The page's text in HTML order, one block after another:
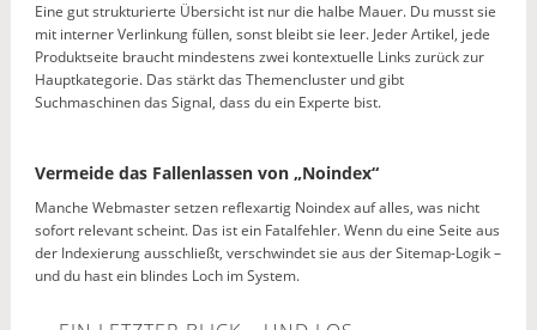
Eine gut strukturierte Übersicht ist nur die halbe Mauer. Du musst sie
mit interner Verlinkung füllen, sonst bleibt sie leer. Jeder Artikel, jede
Produktseite braucht mindestens zwei kontextuelle Links zurück zur
Hauptkategorie. Das stärkt das Themencluster und gibt
Suchmaschinen das Signal, dass du ein Experte bist.
Vermeide das Fallenlassen von „Noindex“
Manche Webmaster setzen reflexartig Noindex auf alles, was nicht
sofort relevant scheint. Das ist ein Fatalfehler. Wenn du eine Seite aus
der Indexierung ausschließt, verschwindet sie aus der Sitemap-Logik –
und du hast ein blindes Loch im System.